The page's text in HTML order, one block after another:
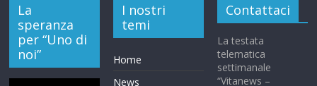
La
speranza
per “Uno di
noi”
I nostri
temi
Home
News
Contattaci
La testata
telematica
settimanale
“Vitanews –